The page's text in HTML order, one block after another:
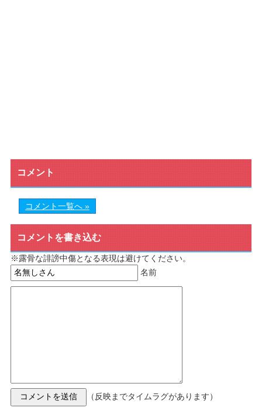
コメント
コメント一覧へ »
コメントを書き込む
※露骨な誹謗中傷となる表現は避けてください。
名前
（反映までタイムラグがあります）